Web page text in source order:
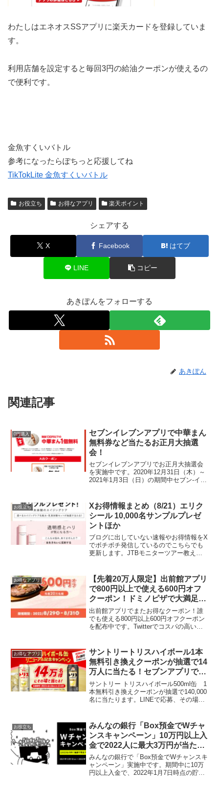
わたしはエネオスSSアプリに楽天カードを登録していま
す。
利用店舗を設定すると毎回3円の給油クーポンが使えるの
で便利です。
金魚すくいバトル
参考になったらぽちっと応援してね
TikTokLite 金魚すくいバトル
お役立ち お得なアプリ 楽天ポイント
シェアする
X Facebook はてブ
LINE コピー
あきぽんをフォローする
あきぽん
関連記事
0円購入
セブンイレブンアプリで中華まん
無料券など当たるお正月大抽選
会！
セブンイレブンアプリでお正月大抽選会
を実施中です。2020年12月31日（木）～
2021年1月3日（日）の期間中セブン‐イレ
クーポンが当たります。開始すぐの0時頃
か...
お役立ち
Xお得情報まとめ（8/21）エリク
シール 10,000名サンプルプレゼ
ントほか
ブログに出していない速報やお得情報をX
でボチボチ発信しているのでこちらでも
更新します。JTBモニターツアー教えて
組30名オーストラリア 12組24名🎊無料
🎊J...
お得なアプリ
【先着20万人限定】出前館アプリ
で800円以上で使える600円オフ
クーポン！ドミノピザで大満足の
エッグタルト
出前館アプリでまたお得なクーポン！誰
でも使える800円以上600円オフクーポン
を配布中です。Twitterでコスパの高い組
しました❗ — akipon229 (@ak...
お得なアプリ
サントリートリスハイボール1本
無料引き換えクーポンが抽選で14
万人に当たる！セブンアプリでお
酒が当たる抽選も！
サントリー トリスハイボール500ml缶 1
本無料引き換えクーポンが抽選で140,000
名に当たります。LINEで応募、その場で
募受付期間2023年6月13日（火）1...
お役立ち
みんなの銀行「Box預金でWチャ
ンスキャンペーン」10万円以上入
金で2022人に最大3万円が当た
る！アプリ招待コードで入力でも
れなく1,000円プレゼントも！
みんなの銀行で「Box預金でWチャンスキ
ャンペーン」実施中です。期間中に10万
円以上入金で、2022年1月7日時点の貯蓄